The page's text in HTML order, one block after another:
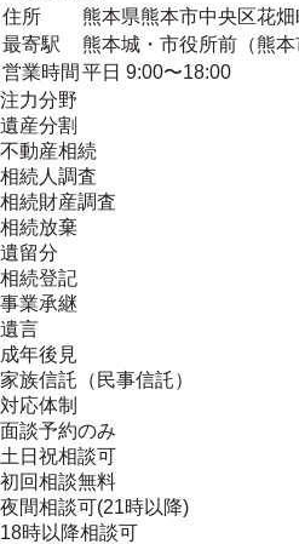
住所
熊本県熊本市中央区花
最寄駅
熊本城・市役所前（熊
営業時間 平日 9:00〜18:00
注力分野
遺産分割
不動産相続
相続人調査
相続財産調査
相続放棄
遺留分
相続登記
事業承継
遺言
成年後見
家族信託（民事信託）
対応体制
面談予約のみ
土日祝相談可
初回相談無料
夜間相談可(21時以降)
18時以降相談可